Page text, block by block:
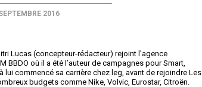
2016
Lucas (concepteur-rédacteur) rejoint l'agence
BBDO où il a été l’auteur de campagnes pour Smart,
commencé sa carrière chez leg, avant de rejoindre Les
budgets comme Nike, Volvic, Eurostar, Citroën.